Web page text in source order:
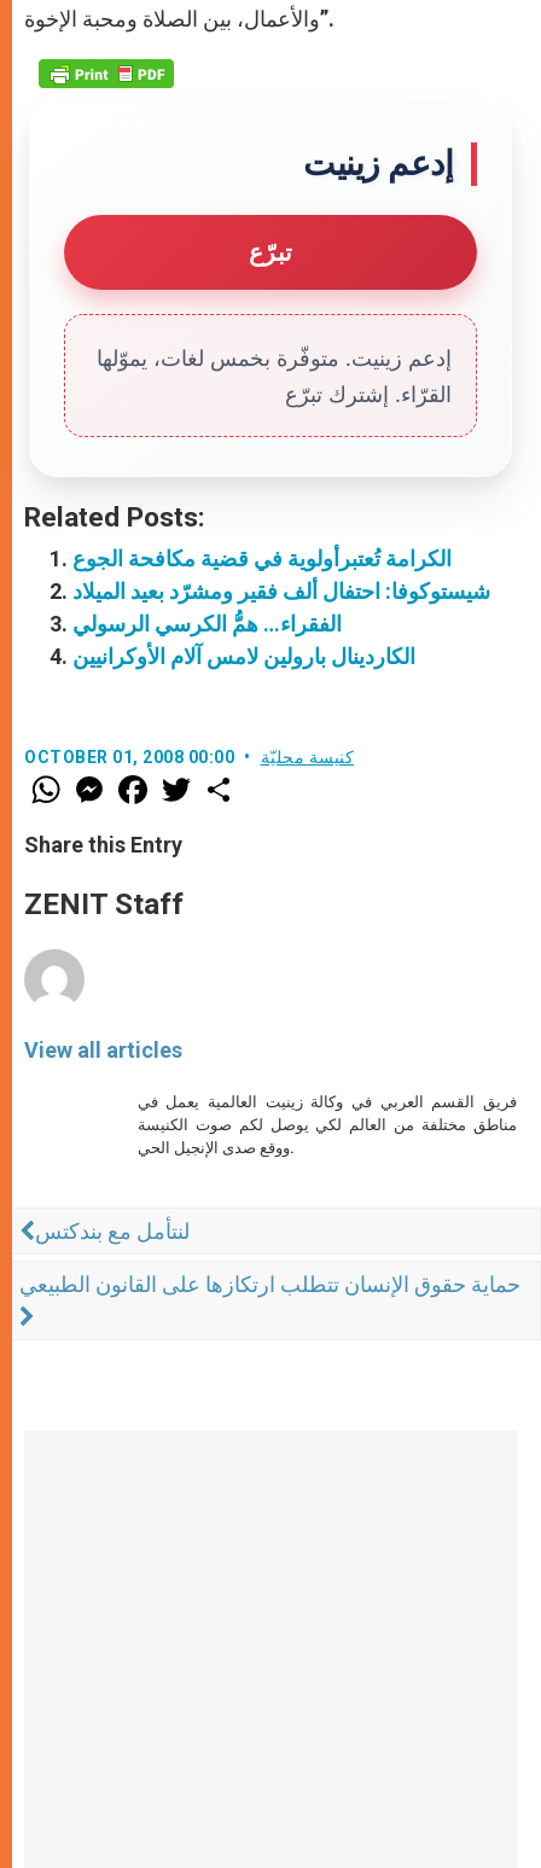
والأعمال، بين الصلاة ومحبة الإخوة”.
إدعم زينيت
تبرّع
إدعم زينيت. متوفّرة بخمس لغات، يموّلها
القرّاء. إشترك تبرّع
Related Posts:
الكرامة تُعتبرأولوية في قضية مكافحة الجوع
شيستوكوفا: احتفال ألف فقير ومشرّد بعيد الميلاد
الفقراء… همُّ الكرسي الرسولي
الكاردينال بارولين لامس آلام الأوكرانيين
OCTOBER 01, 2008 00:00 كنيسة محليّة
W
h
t
s
p
p
M
e
s
e
g
e
F
a
e
b
o
k
w
Share this Entry
ZENIT Staff
View all articles
فريق القسم العربي في وكالة زينيت العالمية يعمل في
مناطق مختلفة من العالم لكي يوصل لكم صوت الكنيسة
ووقع صدى الإنجيل الحي.
لنتأمل مع بندكتس
حماية حقوق الإنسان تتطلب ارتكازها على القانون الطبيعي